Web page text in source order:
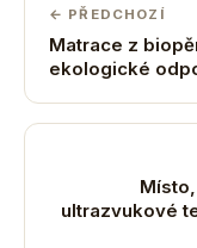
← PŘEDCHOZÍ
Matrace z
ekologické
ultrazvukové